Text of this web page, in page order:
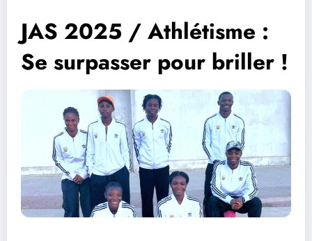
JAS 2025 / Athlétisme :
Se surpasser pour briller !